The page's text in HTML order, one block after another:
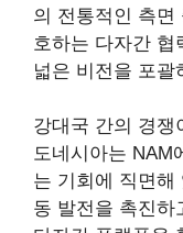
의 전통적인 측면
호하는 다자간 협
넓은 비전을 포괄
강대국 간의 경쟁
도네시아는 NAM
는 기회에 직면해
동 발전을 촉진하